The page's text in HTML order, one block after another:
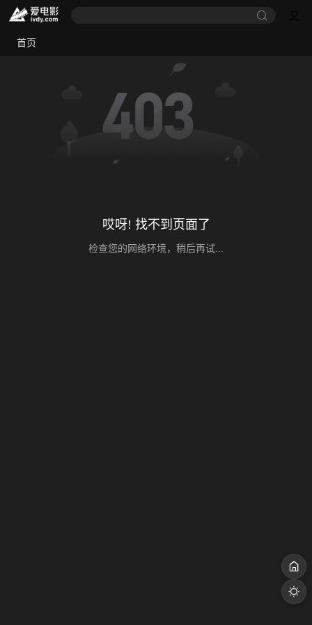
首页
哎呀! 找不到页面了
检查您的网络环境，稍后再试...